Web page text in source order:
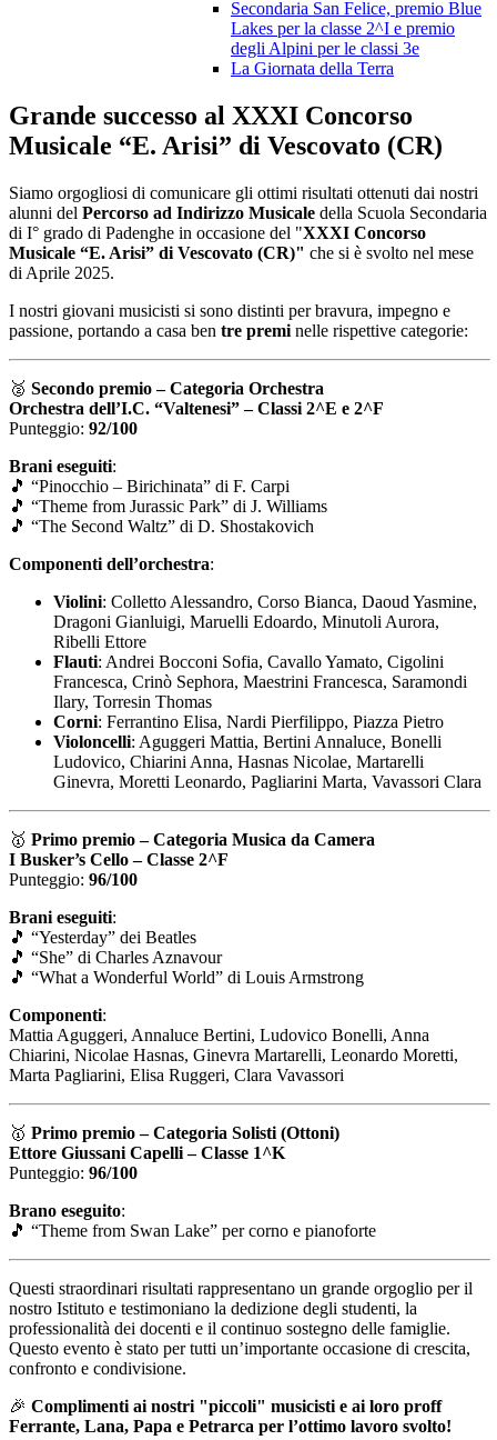
Secondaria San Felice, premio Blue
Lakes per la classe 2^I e premio
degli Alpini per le classi 3e
La Giornata della Terra
Grande successo al XXXI Concorso
Musicale “E. Arisi” di Vescovato (CR)
Siamo orgogliosi di comunicare gli ottimi risultati ottenuti dai nostri
alunni del Percorso ad Indirizzo Musicale della Scuola Secondaria
di I° grado di Padenghe in occasione del "XXXI Concorso
Musicale “E. Arisi” di Vescovato (CR)" che si è svolto nel mese
di Aprile 2025.
I nostri giovani musicisti si sono distinti per bravura, impegno e
passione, portando a casa ben tre premi nelle rispettive categorie:
🥈 Secondo premio – Categoria Orchestra
Orchestra dell’I.C. “Valtenesi” – Classi 2^E e 2^F
Punteggio: 92/100
Brani eseguiti:
🎵 “Pinocchio – Birichinata” di F. Carpi
🎵 “Theme from Jurassic Park” di J. Williams
🎵 “The Second Waltz” di D. Shostakovich
Componenti dell’orchestra:
Violini: Colletto Alessandro, Corso Bianca, Daoud Yasmine,
Dragoni Gianluigi, Maruelli Edoardo, Minutoli Aurora,
Ribelli Ettore
Flauti: Andrei Bocconi Sofia, Cavallo Yamato, Cigolini
Francesca, Crinò Sephora, Maestrini Francesca, Saramondi
Ilary, Torresin Thomas
Corni: Ferrantino Elisa, Nardi Pierfilippo, Piazza Pietro
Violoncelli: Aguggeri Mattia, Bertini Annaluce, Bonelli
Ludovico, Chiarini Anna, Hasnas Nicolae, Martarelli
Ginevra, Moretti Leonardo, Pagliarini Marta, Vavassori Clara
🥇 Primo premio – Categoria Musica da Camera
I Busker’s Cello – Classe 2^F
Punteggio: 96/100
Brani eseguiti:
🎵 “Yesterday” dei Beatles
🎵 “She” di Charles Aznavour
🎵 “What a Wonderful World” di Louis Armstrong
Componenti:
Mattia Aguggeri, Annaluce Bertini, Ludovico Bonelli, Anna
Chiarini, Nicolae Hasnas, Ginevra Martarelli, Leonardo Moretti,
Marta Pagliarini, Elisa Ruggeri, Clara Vavassori
🥇 Primo premio – Categoria Solisti (Ottoni)
Ettore Giussani Capelli – Classe 1^K
Punteggio: 96/100
Brano eseguito:
🎵 “Theme from Swan Lake” per corno e pianoforte
Questi straordinari risultati rappresentano un grande orgoglio per il
nostro Istituto e testimoniano la dedizione degli studenti, la
professionalità dei docenti e il continuo sostegno delle famiglie.
Questo evento è stato per tutti un’importante occasione di crescita,
confronto e condivisione.
🎉 Complimenti ai nostri "piccoli" musicisti e ai loro proff
Ferrante, Lana, Papa e Petrarca per l’ottimo lavoro svolto!